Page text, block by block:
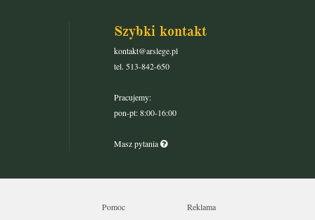
Szybki kontakt
kontakt@arslege.pl
tel. 513-842-650
Pracujemy:
pon-pt: 8:00-16:00
Masz pytania
Pomoc Reklama